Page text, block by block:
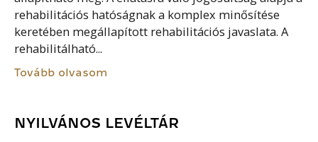
rehabilitációs hatóságnak a komplex minősítése
keretében megállapított rehabilitációs javaslata. A
rehabilitálható...
Tovább olvasom
NYILVÁNOS LEVÉLTÁR